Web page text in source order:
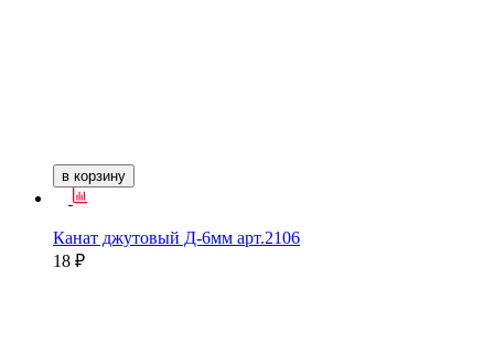
в корзину
Канат джутовый Д-6мм арт.2106
18 ₽